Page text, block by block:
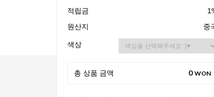
적립금
원산지
중
색상
총 상품 금액 0 WON